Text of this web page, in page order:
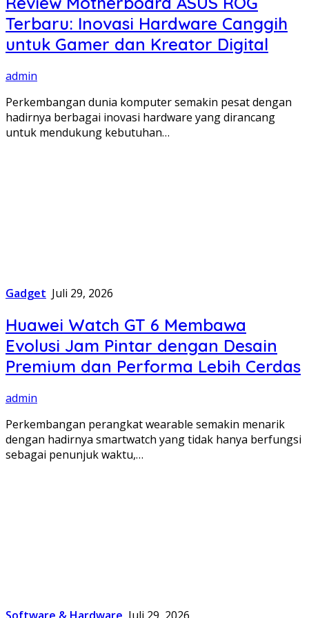
Terbaru: Inovasi Hardware Canggih
untuk Gamer dan Kreator Digital
admin
Perkembangan dunia komputer semakin pesat dengan
hadirnya berbagai inovasi hardware yang dirancang
untuk mendukung kebutuhan…
Gadget Juli 29, 2026
Huawei Watch GT 6 Membawa
Evolusi Jam Pintar dengan Desain
Premium dan Performa Lebih Cerdas
admin
Perkembangan perangkat wearable semakin menarik
dengan hadirnya smartwatch yang tidak hanya berfungsi
sebagai penunjuk waktu,…